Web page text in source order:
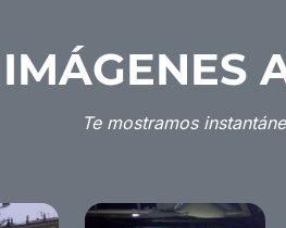
IMÁGENES
Te mostramos